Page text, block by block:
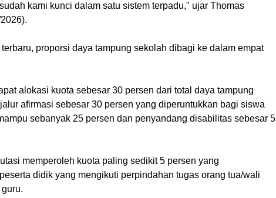
kami kunci dalam satu sistem terpadu," ujar Thomas
proporsi daya tampung sekolah dibagi ke dalam empat
alokasi kuota sebesar 30 persen dari total daya tampung
afirmasi sebesar 30 persen yang diperuntukkan bagi siswa
sebanyak 25 persen dan penyandang disabilitas sebesar 5
memperoleh kuota paling sedikit 5 persen yang
didik yang mengikuti perpindahan tugas orang tua/wali